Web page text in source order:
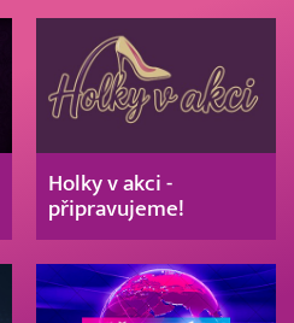
Holky v akci -
připravujeme!